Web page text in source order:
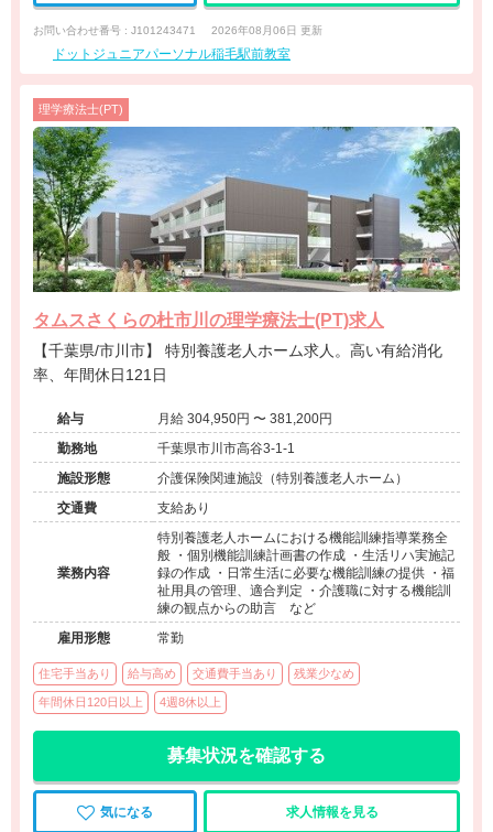
お問い合わせ番号 : J101243471 2026年08月06日 更新
ドットジュニアパーソナル稲毛駅前教室
理学療法士(PT)
タムスさくらの杜市川の理学療法士(PT)求人
【千葉県/市川市】 特別養護老人ホーム求人。高い有給消化
率、年間休日121日
給与
月給 304,950円 〜 381,200円
勤務地
千葉県市川市高谷3-1-1
施設形態
介護保険関連施設（特別養護老人ホーム）
交通費
支給あり
業務内容
特別養護老人ホームにおける機能訓練指導業務全
般 ・個別機能訓練計画書の作成 ・生活リハ実施記
録の作成 ・日常生活に必要な機能訓練の提供 ・福
祉用具の管理、適合判定 ・介護職に対する機能訓
練の観点からの助言 など
雇用形態
常勤
住宅手当あり 給与高め 交通費手当あり 残業少なめ
年間休日120日以上 4週8休以上
募集状況を確認する
気になる 求人情報を見る